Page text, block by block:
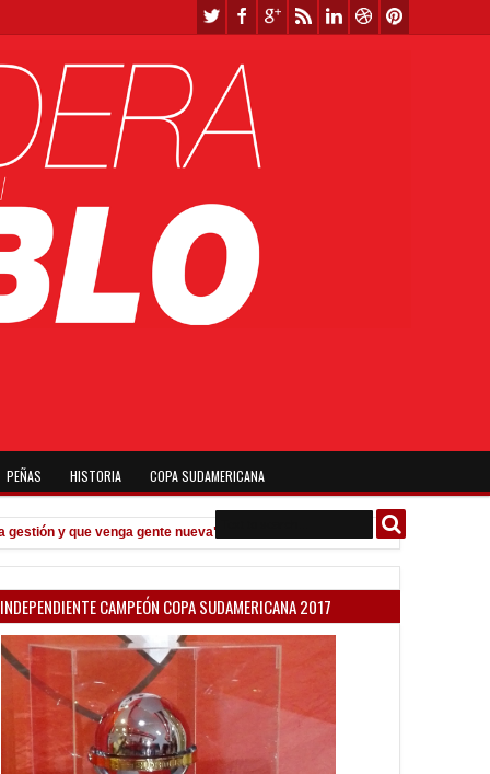
PEÑAS HISTORIA COPA SUDAMERICANA
y que venga gente nueva" 7:08 PM Todo confirmado en la Copa Argentina
INDEPENDIENTE CAMPEÓN COPA SUDAMERICANA 2017